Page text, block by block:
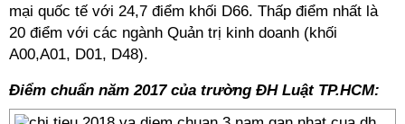
mại quốc tế với 24,7 điểm khối D66. Thấp điểm nhất là
20 điểm với các ngành Quản trị kinh doanh (khối
A00,A01, D01, D48).
Điểm chuẩn năm 2017 của trường ĐH Luật TP.HCM: